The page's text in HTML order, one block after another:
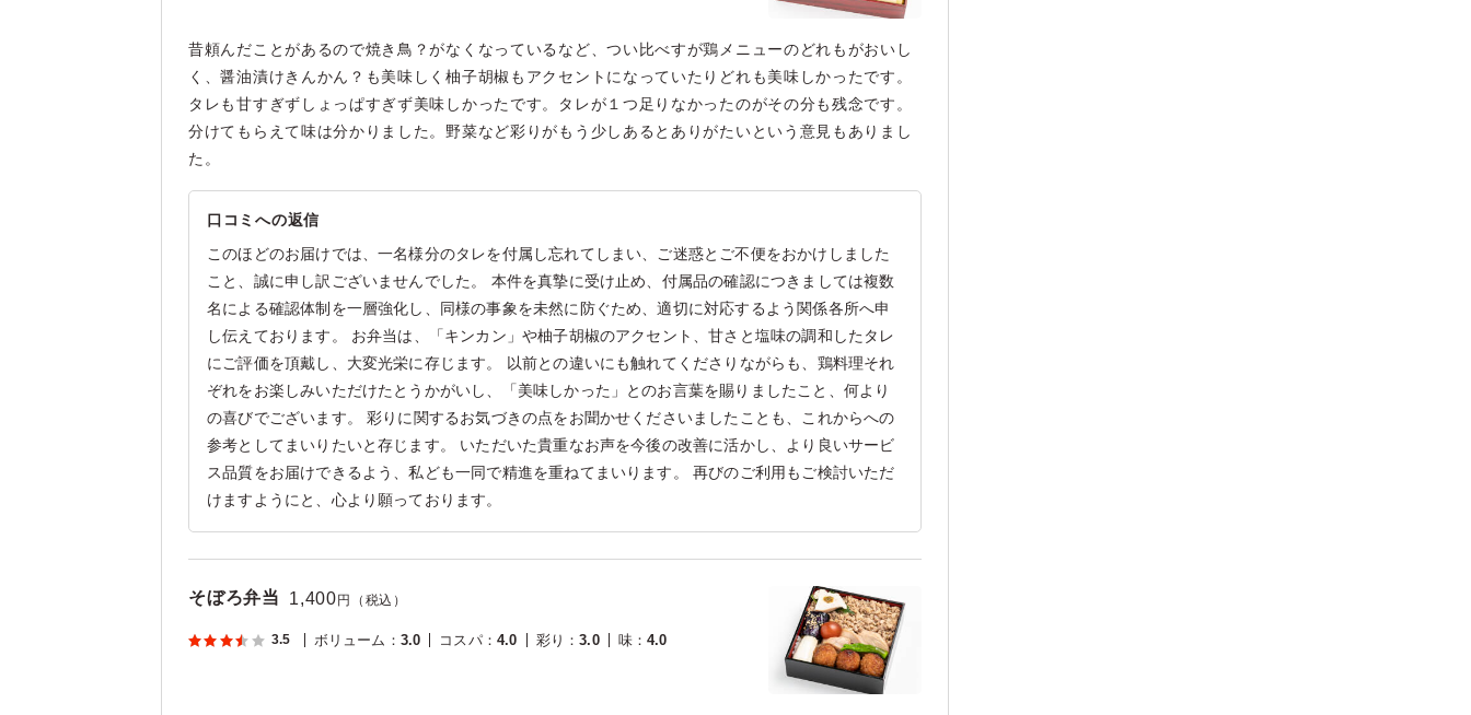
昔頼んだことがあるので焼き鳥？がなくなっているなど、つい比べすが鶏メニューのどれもがおいし
く、醤油漬けきんかん？も美味しく柚子胡椒もアクセントになっていたりどれも美味しかったです。
タレも甘すぎずしょっぱすぎず美味しかったです。タレが１つ足りなかったのがその分も残念です。
分けてもらえて味は分かりました。野菜など彩りがもう少しあるとありがたいという意見もありまし
た。
口コミへの返信
このほどのお届けでは、一名様分のタレを付属し忘れてしまい、ご迷惑とご不便をおかけしました
こと、誠に申し訳ございませんでした。 本件を真摯に受け止め、付属品の確認につきましては複数
名による確認体制を一層強化し、同様の事象を未然に防ぐため、適切に対応するよう関係各所へ申
し伝えております。 お弁当は、「キンカン」や柚子胡椒のアクセント、甘さと塩味の調和したタレ
にご評価を頂戴し、大変光栄に存じます。 以前との違いにも触れてくださりながらも、鶏料理それ
ぞれをお楽しみいただけたとうかがいし、「美味しかった」とのお言葉を賜りましたこと、何より
の喜びでございます。 彩りに関するお気づきの点をお聞かせくださいましたことも、これからへの
参考としてまいりたいと存じます。 いただいた貴重なお声を今後の改善に活かし、より良いサービ
ス品質をお届けできるよう、私ども一同で精進を重ねてまいります。 再びのご利用もご検討いただ
けますようにと、心より願っております。
そぼろ弁当 1,400 円（税込）
3.5 ボリューム ： 3.0 コスパ： 4.0 彩り ：3.0 味：4.0